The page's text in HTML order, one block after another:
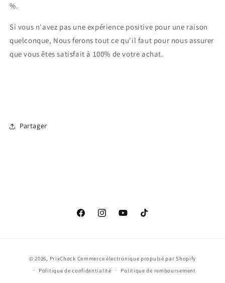
%.
Si vous n'avez pas une expérience positive pour une raison
quelconque, Nous ferons tout ce qu'il faut pour nous assurer
que vous êtes satisfait à 100% de votre achat.
Partager
FacebookInstagramYouTubeTikTok
© 2026, PrixChock Commerce électronique propulsé par Shopify
Politique de confidentialité
Politique de remboursement